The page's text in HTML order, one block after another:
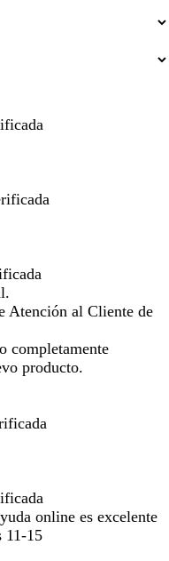
Atención al Cliente de
completamente
producto.
online es excelente
11-15